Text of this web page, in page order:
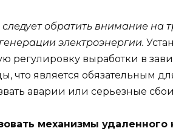
обратить внимание на
электроэнергии.
регулировку выработки в
что является обязательным
аварии или серьезные
механизмы